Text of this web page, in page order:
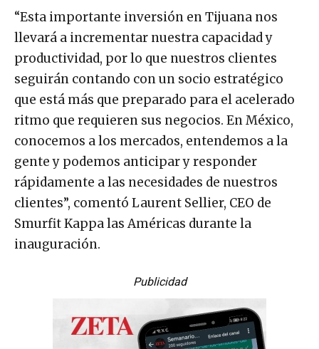
“Esta importante inversión en Tijuana nos
llevará a incrementar nuestra capacidad y
productividad, por lo que nuestros clientes
seguirán contando con un socio estratégico
que está más que preparado para el acelerado
ritmo que requieren sus negocios. En México,
conocemos a los mercados, entendemos a la
gente y podemos anticipar y responder
rápidamente a las necesidades de nuestros
clientes”, comentó Laurent Sellier, CEO de
Smurfit Kappa las Américas durante la
inauguración.
Publicidad